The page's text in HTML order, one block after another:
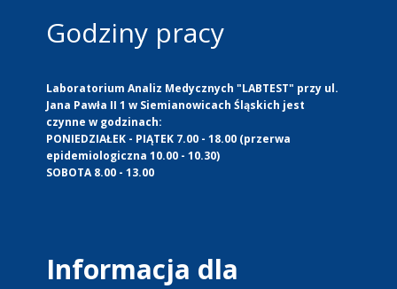
Godziny pracy
Laboratorium Analiz Medycznych "LABTEST" przy ul.
Jana Pawła II 1 w Siemianowicach Śląskich jest
czynne w godzinach:
PONIEDZIAŁEK - PIĄTEK 7.00 - 18.00 (przerwa
epidemiologiczna 10.00 - 10.30)
SOBOTA 8.00 - 13.00
Informacja dla